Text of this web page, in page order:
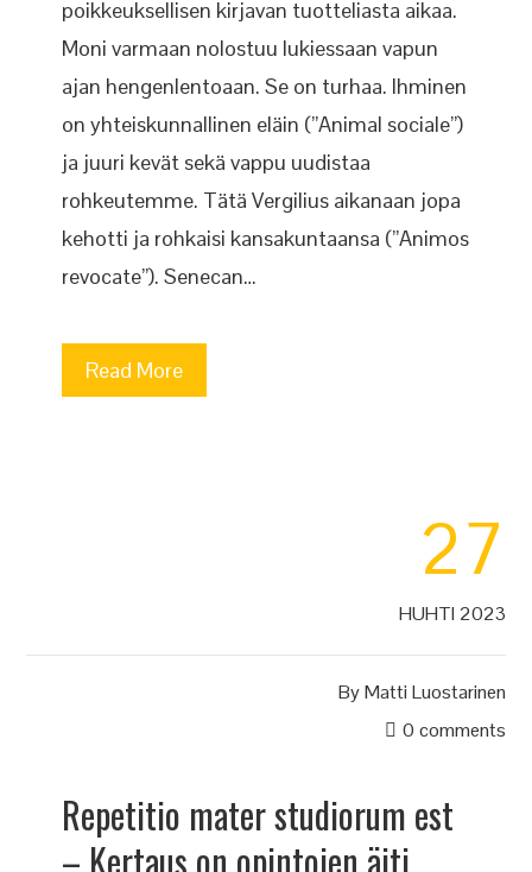
poikkeuksellisen kirjavan tuotteliasta aikaa.
Moni varmaan nolostuu lukiessaan vapun
ajan hengenlentoaan. Se on turhaa. Ihminen
on yhteiskunnallinen eläin (”Animal sociale”)
ja juuri kevät sekä vappu uudistaa
rohkeutemme. Tätä Vergilius aikanaan jopa
kehotti ja rohkaisi kansakuntaansa (”Animos
revocate”). Senecan…
Read More
27
HUHTI 2023
ByMatti Luostarinen
0 comments
Repetitio mater studiorum est
– Kertaus on opintojen äiti